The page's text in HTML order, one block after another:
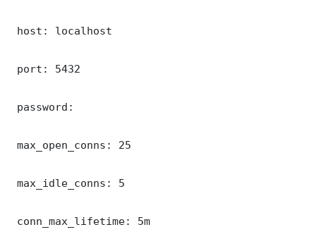
host: localhost
port: 5432
password:
max_open_conns: 25
max_idle_conns: 5
conn_max_lifetime: 5m